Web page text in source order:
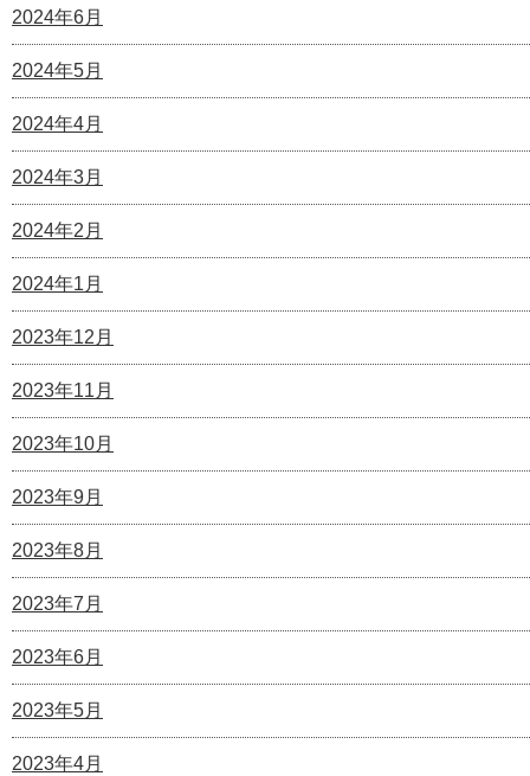
2024年6月
2024年5月
2024年4月
2024年3月
2024年2月
2024年1月
2023年12月
2023年11月
2023年10月
2023年9月
2023年8月
2023年7月
2023年6月
2023年5月
2023年4月